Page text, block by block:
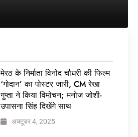
मेरठ के निर्माता विनोद चौधरी की फिल्म
‘गोदान’ का पोस्टर जारी, CM रेखा
गुप्ता ने किया विमोचन; मनोज जोशी-
उपासना सिंह दिखेंगे साथ
अक्टूबर 4, 2025